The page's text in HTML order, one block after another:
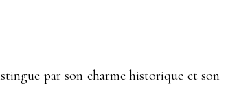
par son charme historique et son